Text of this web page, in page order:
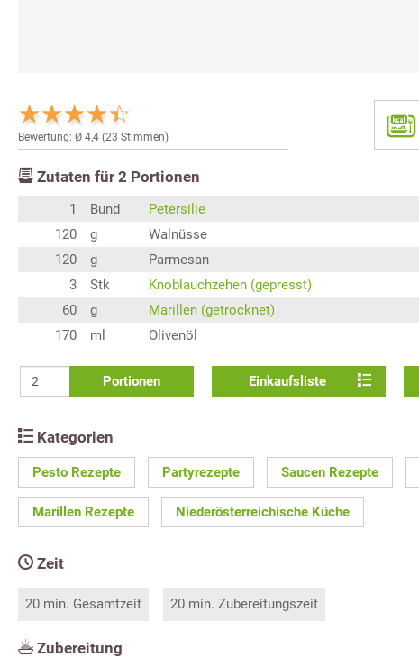
Bewertung: Ø 4,4 (23 Stimmen)
Zutaten für 2 Portionen
1 Bund
Petersilie
120
g
Walnüsse
120
g
Parmesan
3
Stk
Knoblauchzehen (gepresst)
60
g
Marillen (getrocknet)
170
ml Olivenöl
Portionen Einkaufsliste
Kategorien
Pesto Rezepte Partyrezepte Saucen Rezepte
Marillen Rezepte Niederösterreichische Küche
Zeit
20 min. Gesamtzeit 20 min. Zubereitungszeit
Zubereitung